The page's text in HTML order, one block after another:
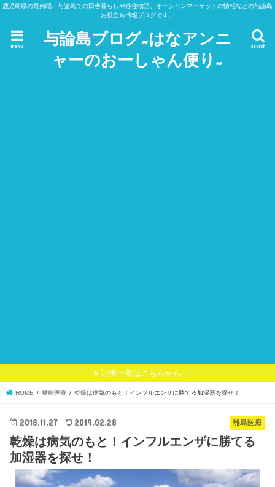
鹿児島県の最南端、与論島での田舎暮らしや移住物語、オーシャンマーケットの情報などの与論島
お役立ち情報ブログです。
与論島ブログ~はなアンニ
ャーのおーしゃん便り~
search
menu
記事一覧はこちらから
HOME 離島医療 乾燥は病気のもと！インフルエンザに勝てる加湿器を探せ！
離島医療
2018.11.27 2019.02.28
乾燥は病気のもと！インフルエンザに勝てる
加湿器を探せ！